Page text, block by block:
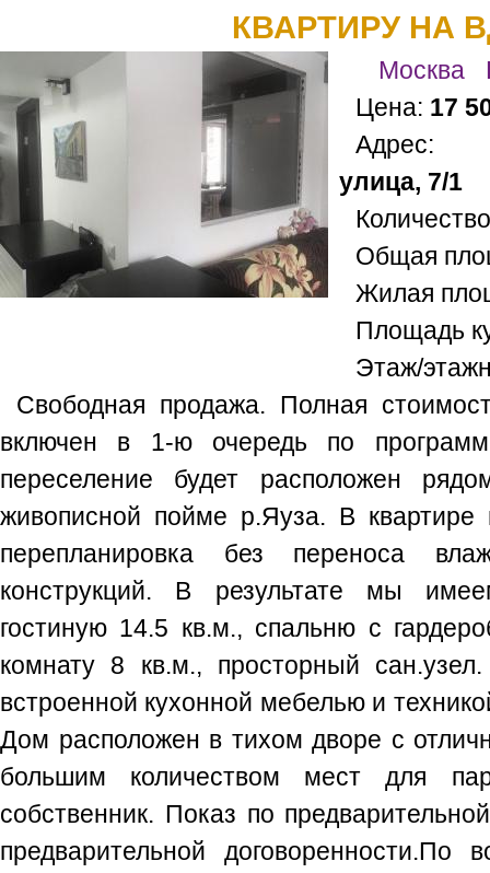
КВАРТИРУ НА
Москва
Цена: 17
улица, 7/1
Общая
Жилая
Площадь
Этаж/
Свободная продажа. Полная
включен в 1-ю очередь по
переселение будет расположен
живописной пойме р.Яуза. В квартире
перепланировка без переноса
конструкций. В результате мы
гостиную 14.5 кв.м., спальню с
комнату 8 кв.м., просторный
встроенной кухонной мебелью и
Дом расположен в тихом дворе с
большим количеством мест для
собственник. Показ по
предварительной договоренности.По